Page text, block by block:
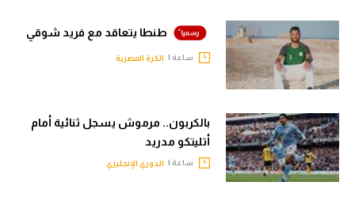
طنطا يتعاقد مع فريد شوقي
ساعة | الكرة المصرية
بالكربون.. مرموش يسجل ثنائية أمام
أتليتكو مدريد
ساعة | الدوري الإنجليزي